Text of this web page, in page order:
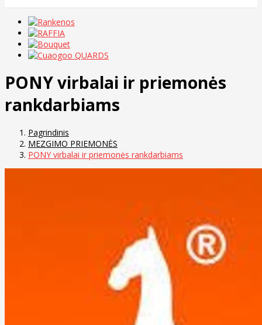
PONY virbalai ir priemonės
rankdarbiams
Pagrindinis
MEZGIMO PRIEMONĖS
PONY virbalai ir priemonės rankdarbiams